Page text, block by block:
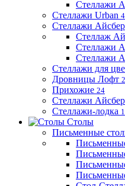
Стеллажи
Стеллажи Urban
Стеллажи
Стеллаж
Стеллажи
Стеллажи
Стеллажи для
Дровницы Лофт
Прихожие 24
Стеллажи
Стеллажи-лодка 1
Столы
Письменные